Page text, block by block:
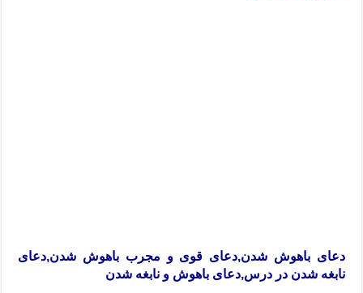
دعای باهوش شدن,دعای قوی و مجرب باهوش شدن,دعای
نابغه شدن در درس,دعای باهوش و نابغه شدن